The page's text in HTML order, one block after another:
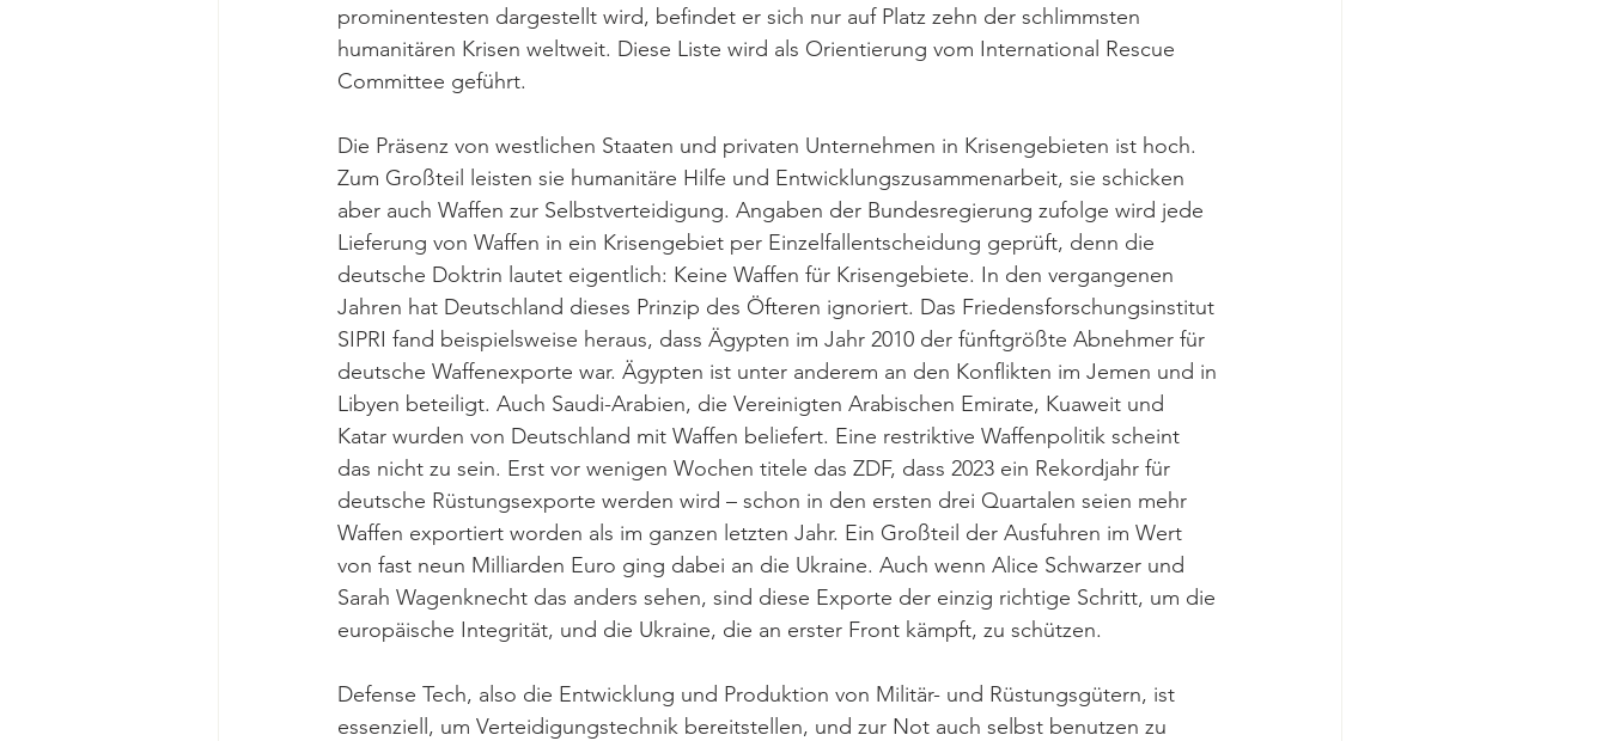
prominentesten dargestellt wird, befindet er sich nur auf Platz zehn der schlimmsten
humanitären Krisen weltweit. Diese Liste wird als Orientierung vom International Rescue
Committee geführt.
Die Präsenz von westlichen Staaten und privaten Unternehmen in Krisengebieten ist hoch.
Zum Großteil leisten sie humanitäre Hilfe und Entwicklungszusammenarbeit, sie schicken
aber auch Waffen zur Selbstverteidigung. Angaben der Bundesregierung zufolge wird jede
Lieferung von Waffen in ein Krisengebiet per Einzelfallentscheidung geprüft, denn die
deutsche Doktrin lautet eigentlich: Keine Waffen für Krisengebiete. In den vergangenen
Jahren hat Deutschland dieses Prinzip des Öfteren ignoriert. Das Friedensforschungsinstitut
SIPRI fand beispielsweise heraus, dass Ägypten im Jahr 2010 der fünftgrößte Abnehmer für
deutsche Waffenexporte war. Ägypten ist unter anderem an den Konflikten im Jemen und in
Libyen beteiligt. Auch Saudi-Arabien, die Vereinigten Arabischen Emirate, Kuaweit und
Katar wurden von Deutschland mit Waffen beliefert. Eine restriktive Waffenpolitik scheint
das nicht zu sein. Erst vor wenigen Wochen titele das ZDF, dass 2023 ein Rekordjahr für
deutsche Rüstungsexporte werden wird – schon in den ersten drei Quartalen seien mehr
Waffen exportiert worden als im ganzen letzten Jahr. Ein Großteil der Ausfuhren im Wert
von fast neun Milliarden Euro ging dabei an die Ukraine. Auch wenn Alice Schwarzer und
Sarah Wagenknecht das anders sehen, sind diese Exporte der einzig richtige Schritt, um die
europäische Integrität, und die Ukraine, die an erster Front kämpft, zu schützen.
Defense Tech, also die Entwicklung und Produktion von Militär- und Rüstungsgütern, ist
essenziell, um Verteidigungstechnik bereitstellen, und zur Not auch selbst benutzen zu